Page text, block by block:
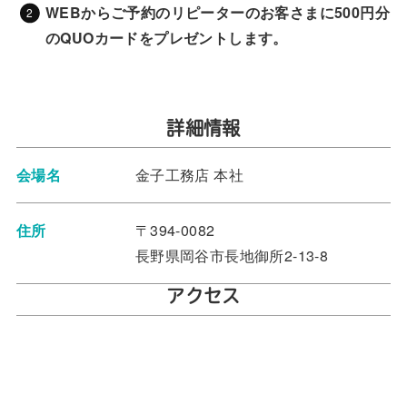
WEBからご予約のリピーターのお客さまに500円分
のQUOカードをプレゼントします。
詳細情報
会場名 金子工務店 本社
住所
〒394-0082
長野県岡谷市長地御所2-13-8
アクセス